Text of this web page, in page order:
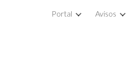
Skip
Portal Avisos